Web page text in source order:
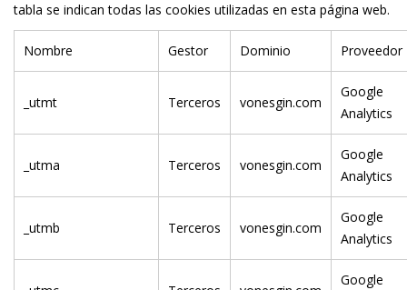
tabla se indican todas las cookies utilizadas en esta página web.
Nombre Gestor Dominio Proveedor
_utmt Terceros vonesgin.com
Google
Analytics
_utma Terceros vonesgin.com
Google
Analytics
_utmb Terceros vonesgin.com
Google
Analytics
Google